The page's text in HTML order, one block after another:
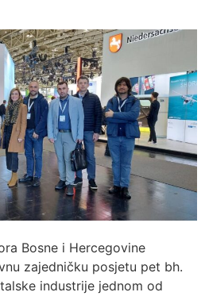
Bosne i Hercegovine
zajedničku posjetu pet bh.
industrije jednom od